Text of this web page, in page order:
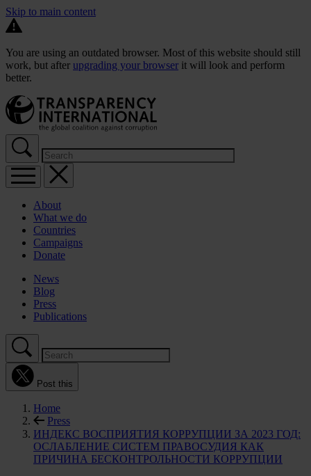
Skip to main content
You are using an outdated browser. Most of this website should still
work, but after upgrading your browser it will look and perform
better.
About
What we do
Countries
Campaigns
Donate
News
Blog
Press
Publications
Post this
Home
Press
ИНДЕКС ВОСПРИЯТИЯ КОРРУПЦИИ ЗА 2023 ГОД:
ОСЛАБЛЕНИЕ СИСТЕМ ПРАВОСУДИЯ КАК
ПРИЧИНА БЕСКОНТРОЛЬНОСТИ КОРРУПЦИИ